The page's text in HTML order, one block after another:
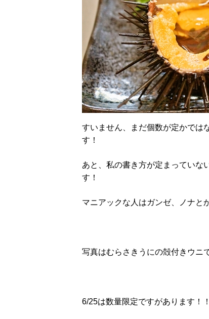
すいません、まだ個数が定かでは
す！
あと、私の書き方が定まってい
す！
マニアックな人はガンゼ、ノナと
写真はむらさきうにの殻付きウニ
6/25は数量限定ですがあります！！